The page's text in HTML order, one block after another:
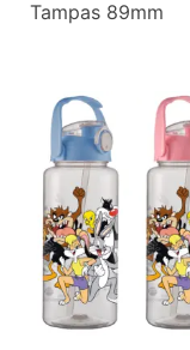
Tampas 89mm